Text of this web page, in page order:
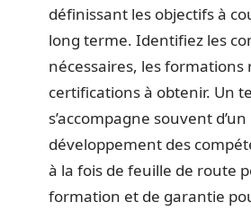
définissant les objectifs à
long terme. Identifiez les
nécessaires, les formations
certifications à obtenir. Un
s’accompagne souvent
développement des
à la fois de feuille de route
formation et de garantie